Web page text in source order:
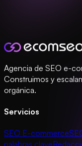
Agencia de SEO e-
Construimos y
orgánica.
Servicios
SEO E-commerce